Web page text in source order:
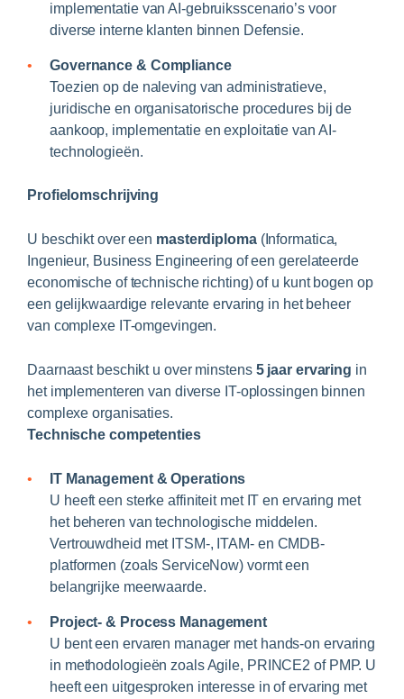
implementatie van AI-gebruiksscenario’s voor
diverse interne klanten binnen Defensie.
Governance & Compliance
Toezien op de naleving van administratieve,
juridische en organisatorische procedures bij de
aankoop, implementatie en exploitatie van AI-
technologieën.
Profielomschrijving
U beschikt over een masterdiploma(Informatica,
Ingenieur, Business Engineering of een gerelateerde
economische of technische richting) of u kunt bogen op
een gelijkwaardige relevante ervaring in het beheer
van complexe IT-omgevingen.
Daarnaast beschikt u over minstens 5 jaar ervaring in
het implementeren van diverse IT-oplossingen binnen
complexe organisaties.
Technische competenties
IT Management & Operations
U heeft een sterke affiniteit met IT en ervaring met
het beheren van technologische middelen.
Vertrouwdheid met ITSM-, ITAM- en CMDB-
platformen (zoals ServiceNow) vormt een
belangrijke meerwaarde.
Project- & Process Management
U bent een ervaren manager met hands-on ervaring
in methodologieën zoals Agile, PRINCE2 of PMP. U
heeft een uitgesproken interesse in of ervaring met